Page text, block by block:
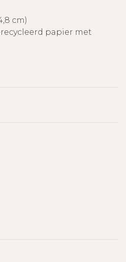
cm)
papier met